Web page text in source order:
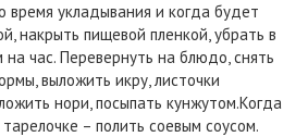
время укладывания и когда будет
накрыть пищевой пленкой, убрать в
час. Перевернуть на блюдо, снять
выложить икру, листочки
нори, посыпать кунжутом.Когда
– полить соевым соусом.